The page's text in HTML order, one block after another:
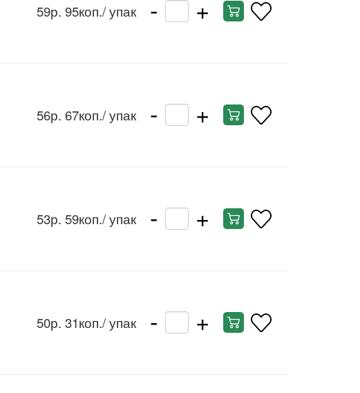
59р. 95коп./ упак - +
56р. 67коп./ упак - +
53р. 59коп./ упак - +
50р. 31коп./ упак - +